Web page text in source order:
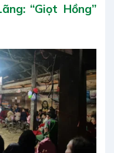
“Giọt Hồng”